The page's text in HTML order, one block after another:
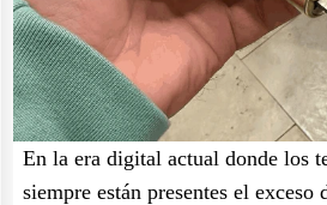
En la era digital actual donde los
siempre están presentes el exceso